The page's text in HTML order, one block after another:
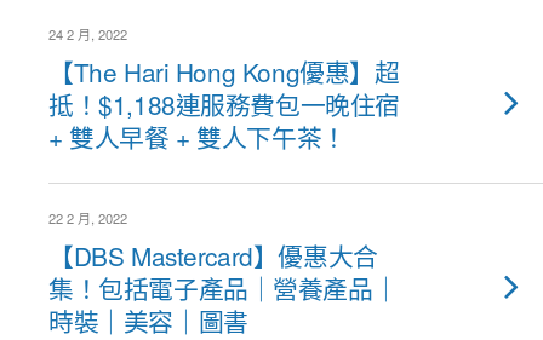
24 2 月, 2022
【The Hari Hong Kong優惠】超
抵！$1,188連服務費包一晚住宿
+ 雙人早餐 + 雙人下午茶！
22 2 月, 2022
【DBS Mastercard】優惠大合
集！包括電子產品｜營養產品｜
時裝｜美容｜圖書